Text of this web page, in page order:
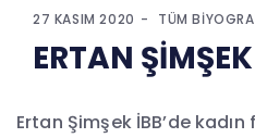
27 KASIM 2020 TÜM
ERTAN
Ertan Şimşek İBB’de